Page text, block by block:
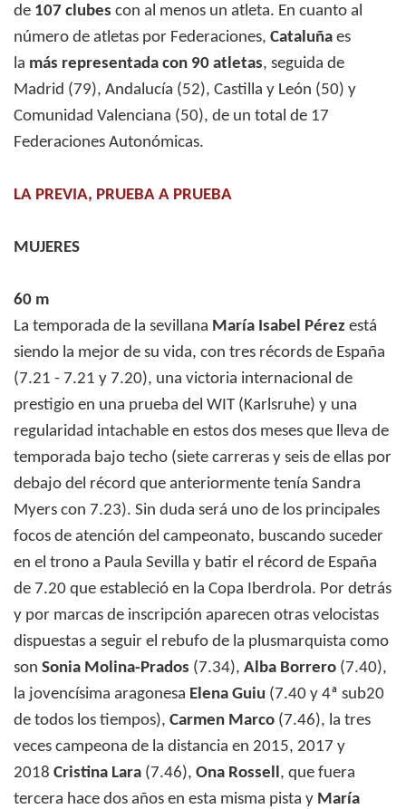
de 107 clubes con al menos un atleta. En cuanto al
número de atletas por Federaciones, Cataluña es
la más representada con 90 atletas, seguida de
Madrid (79), Andalucía (52), Castilla y León (50) y
Comunidad Valenciana (50), de un total de 17
Federaciones Autonómicas.
LA PREVIA, PRUEBA A PRUEBA
MUJERES
60 m
La temporada de la sevillana María Isabel Pérez está
siendo la mejor de su vida, con tres récords de España
(7.21 - 7.21 y 7.20), una victoria internacional de
prestigio en una prueba del WIT (Karlsruhe) y una
regularidad intachable en estos dos meses que lleva de
temporada bajo techo (siete carreras y seis de ellas por
debajo del récord que anteriormente tenía Sandra
Myers con 7.23). Sin duda será uno de los principales
focos de atención del campeonato, buscando suceder
en el trono a Paula Sevilla y batir el récord de España
de 7.20 que estableció en la Copa Iberdrola. Por detrás
y por marcas de inscripción aparecen otras velocistas
dispuestas a seguir el rebufo de la plusmarquista como
son Sonia Molina-Prados (7.34), Alba Borrero (7.40),
la jovencísima aragonesa Elena Guiu (7.40 y 4ª sub20
de todos los tiempos), Carmen Marco (7.46), la tres
veces campeona de la distancia en 2015, 2017 y
2018 Cristina Lara (7.46), Ona Rossell , que fuera
tercera hace dos años en esta misma pista y María